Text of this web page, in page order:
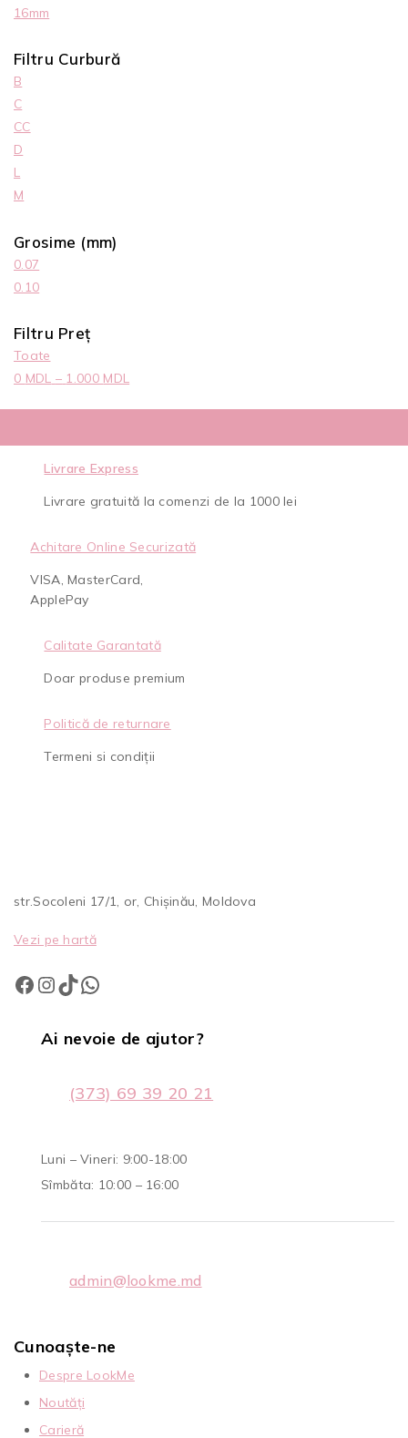
16mm
Filtru Curbură
B
C
CC
D
L
M
Grosime (mm)
0.07
0.10
Filtru Preț
Toate
0 MDL – 1.000 MDL
Livrare Express
Livrare gratuită la comenzi de la 1000 lei
Achitare Online Securizată
VISA, MasterCard,
ApplePay
Calitate Garantată
Doar produse premium
Politică de returnare
Termeni si condiții
str.Socoleni 17/1, or, Chișinău, Moldova
Vezi pe hartă
Ai nevoie de ajutor?
(373) 69 39 20 21
Luni – Vineri: 9:00-18:00
Sîmbăta: 10:00 – 16:00
admin@lookme.md
Cunoaște-ne
Despre LookMe
Noutăți
Carieră